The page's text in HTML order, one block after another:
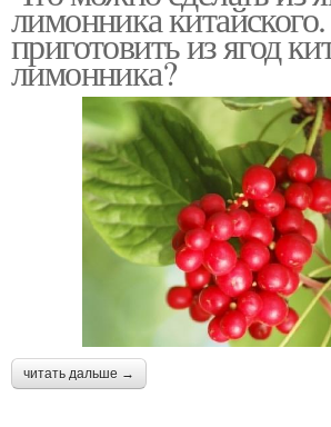
лимонника
приготовить из ягод
лимонника?
читать дальше →